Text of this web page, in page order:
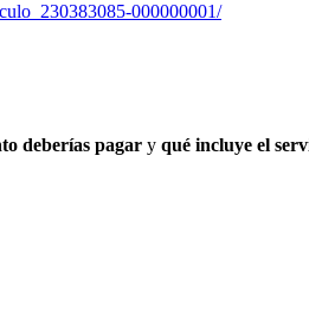
000000001/
deberías pagar y qué incluye el